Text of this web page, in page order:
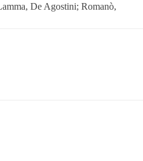
De Agostini; Romanò,